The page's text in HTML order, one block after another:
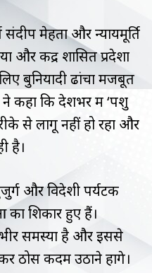
संदीप मेहता और न्यायमूर्ति
और केंद्र शासित प्रदेशों
बुनियादी ढांचा मजबूत
ने कहा कि देशभर में ‘पशु
से लागू नहीं हो रहा और
है।
और विदेशी पर्यटक
शिकार हुए हैं।
समस्या है और इससे
ठोस कदम उठाने होंगे।